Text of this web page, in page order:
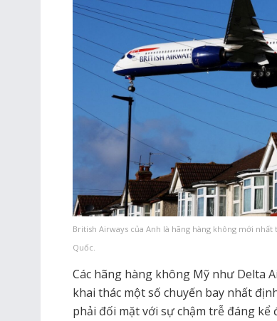
British Airways của Anh là hãng hàng không mới
Quốc.
Các hãng hàng không Mỹ như Delta
khai thác một số chuyến bay nhất
phải đối mặt với sự chậm trễ đáng